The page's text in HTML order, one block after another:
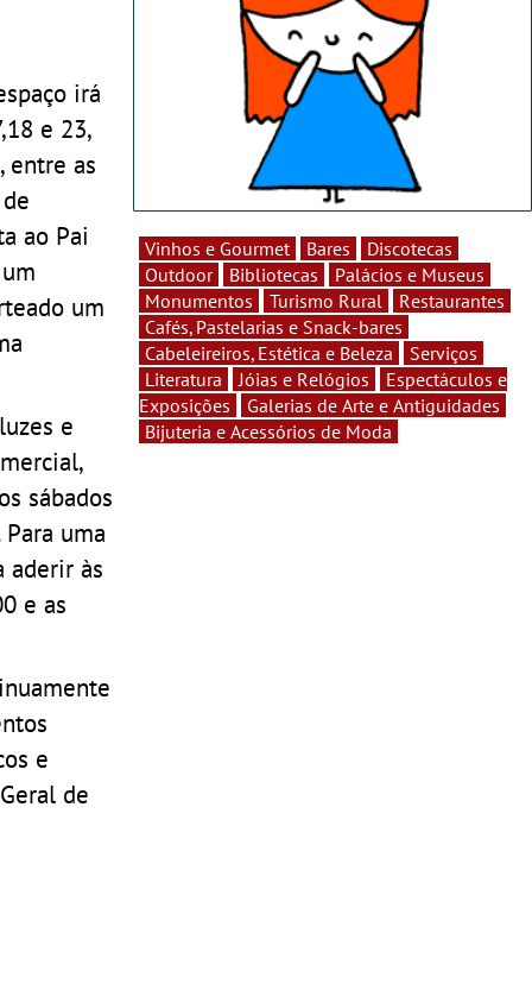
irá
e 23,
entre as
ao Pai
um
e
sábados
uma
aderir às
e as
e
de
Vinhos e Gourmet Bares
Discotecas
Outdoor
Bibliotecas
Palácios e Museus
Monumentos
Turismo Rural
Restaurantes
Cafés, Pastelarias e Snack-bares
Cabeleireiros, Estética e Beleza
Serviços
Literatura
Jóias e Relógios
Espectáculos e
Exposições
Galerias de Arte e Antiguidades
Bijuteria e Acessórios de Moda